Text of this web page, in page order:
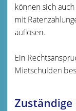
können sich
mit
auflösen.
Ein
Mietschulden
Zuständige